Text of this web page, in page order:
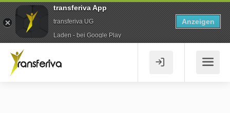
transferiva App
transferiva UG
Laden - bei Google Play
Anzeigen